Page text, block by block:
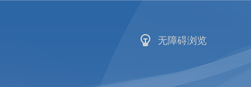
无障碍浏览